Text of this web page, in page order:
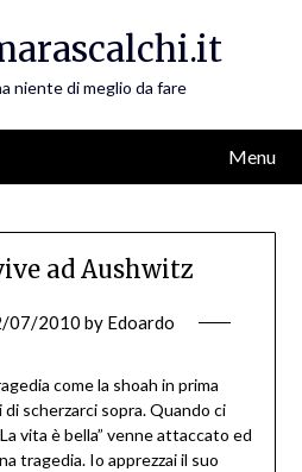
niente di meglio da fare
Menu
ad Aushwitz
07/2010 by Edoardo
come la shoah in prima
scherzarci sopra. Quando ci
vita è bella” venne attaccato ed
tragedia. Io apprezzai il suo